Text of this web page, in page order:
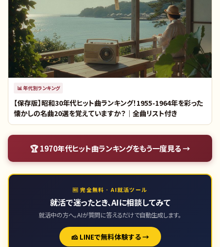
📊 年代別ランキング
【保存版】昭和30年代ヒット曲ランキング！1955-1964年を彩った
懐かしの名曲20選を覚えていますか？｜全曲リスト付き
🏆1970年代ヒット曲ランキングをもう一度見る →
🆓 完全無料 · AI就活ツール
就活で迷ったとき、AIに相談してみて
就活中の方へ。AIが質問に答えるだけで自動生成します。
🧀 LINEで無料体験する →